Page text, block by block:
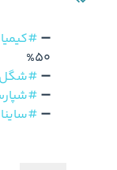
➖
➖ #شگل
➖
➖ #ساینا